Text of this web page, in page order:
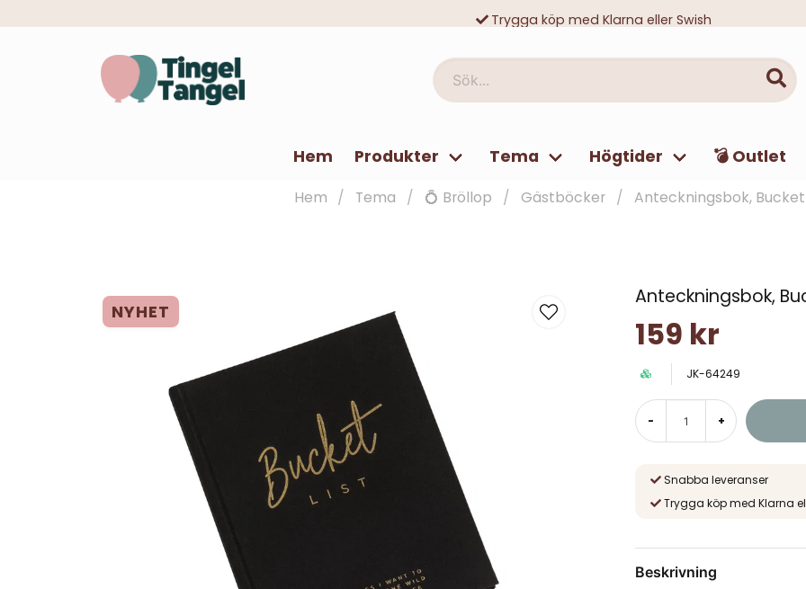
Trygga köp med Klarna eller Swish
Sök...
Hem Produkter Tema Högtider 💣 Outlet
Hem Tema 💍 Bröllop Gästböcker Anteckningsbok,
NYHET
Anteckningsbok,
159 kr
JK-64249
- +
Snabba leveranser
Trygga köp med Klarna
Beskrivning